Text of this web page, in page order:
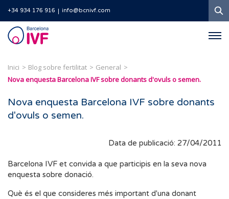
+34 934 176 916 info@bcnivf.com
Barcelona
IVF
Inici Blog sobre fertilitat
General
Nova enquesta Barcelona IVF sobre donants d'ovuls o semen.
Nova enquesta Barcelona IVF sobre donants
d'ovuls o semen.
Data de publicació: 27/04/2011
Barcelona IVF et convida a que participis en la seva nova
enquesta sobre donació.
Què és el que consideres més important d'una donant